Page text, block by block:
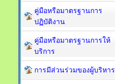
คู่มือหรือมาตรฐานการ
ปฏิบัติงาน
คู่มือหรือมาตรฐานการให้
บริการ
การมีส่วนร่วมของผู้บริหาร